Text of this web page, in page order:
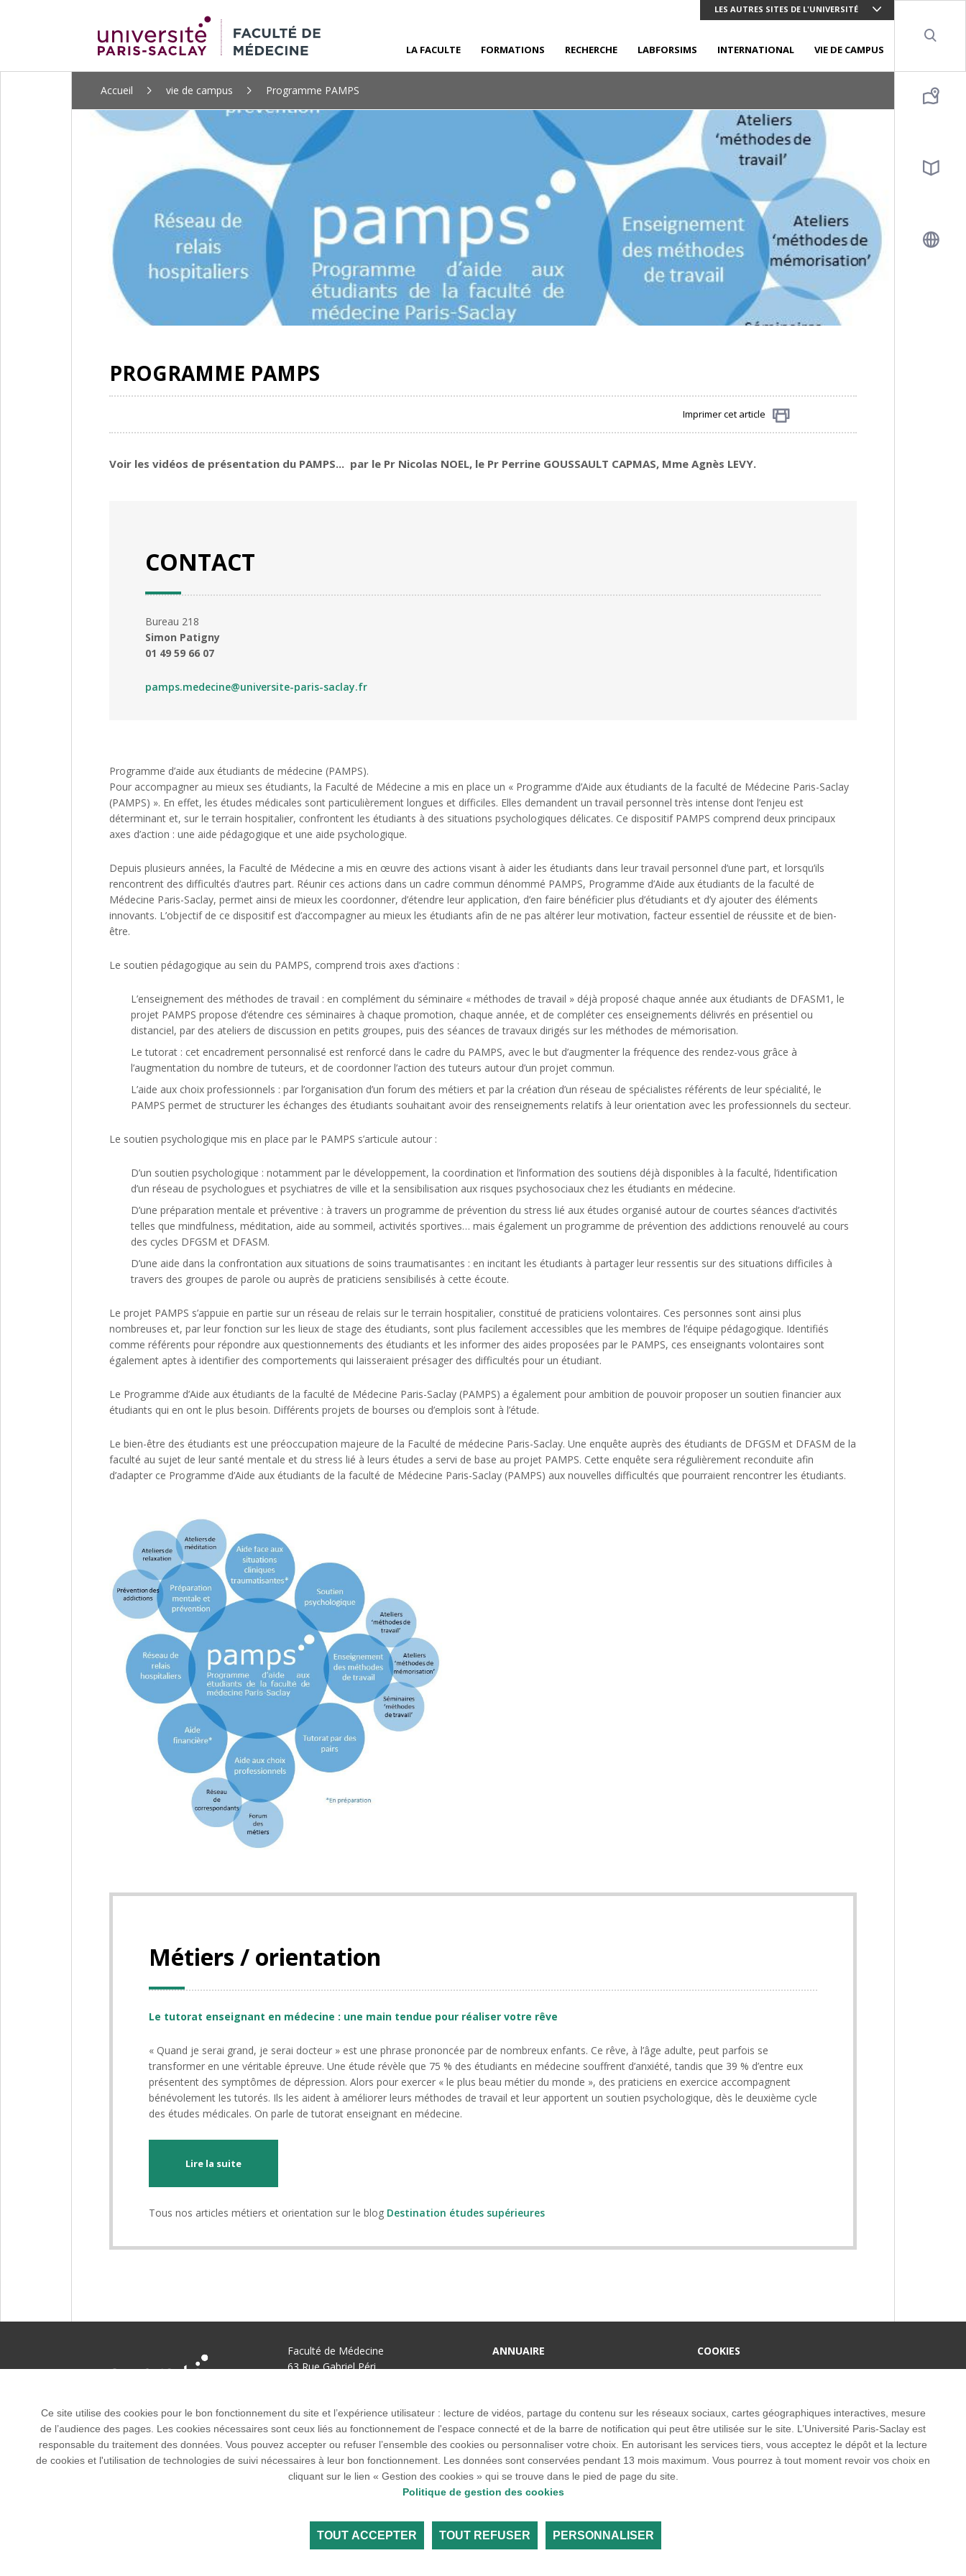
LES AUTRES SITES DE L'UNIVERSITÉ
LA FACULTE FORMATIONS RECHERCHE LABFORSIMS INTERNATIONAL VIE DE CAMPUS
Accueil vie de campus Programme PAMPS
PROGRAMME PAMPS
Imprimer cet article
Voir les vidéos de présentation du PAMPS... par le Pr Nicolas NOEL, le Pr Perrine GOUSSAULT CAPMAS, Mme Agnès LEVY.
CONTACT
Bureau 218
Simon Patigny
01 49 59 66 07
pamps.medecine@universite-paris-saclay.fr
Programme d’aide aux étudiants de médecine (PAMPS).
Pour accompagner au mieux ses étudiants, la Faculté de Médecine a mis en place un « Programme d’Aide aux étudiants de la faculté de Médecine Paris-Saclay
(PAMPS) ». En effet, les études médicales sont particulièrement longues et difficiles. Elles demandent un travail personnel très intense dont l’enjeu est
déterminant et, sur le terrain hospitalier, confrontent les étudiants à des situations psychologiques délicates. Ce dispositif PAMPS comprend deux principaux
axes d’action : une aide pédagogique et une aide psychologique.
Depuis plusieurs années, la Faculté de Médecine a mis en œuvre des actions visant à aider les étudiants dans leur travail personnel d’une part, et lorsqu’ils
rencontrent des difficultés d’autres part. Réunir ces actions dans un cadre commun dénommé PAMPS, Programme d’Aide aux étudiants de la faculté de
Médecine Paris-Saclay, permet ainsi de mieux les coordonner, d’étendre leur application, d’en faire bénéficier plus d’étudiants et d’y ajouter des éléments
innovants. L’objectif de ce dispositif est d’accompagner au mieux les étudiants afin de ne pas altérer leur motivation, facteur essentiel de réussite et de bien-
être.
Le soutien pédagogique au sein du PAMPS, comprend trois axes d’actions :
L’enseignement des méthodes de travail : en complément du séminaire « méthodes de travail » déjà proposé chaque année aux étudiants de DFASM1, le
projet PAMPS propose d’étendre ces séminaires à chaque promotion, chaque année, et de compléter ces enseignements délivrés en présentiel ou
distanciel, par des ateliers de discussion en petits groupes, puis des séances de travaux dirigés sur les méthodes de mémorisation.
Le tutorat : cet encadrement personnalisé est renforcé dans le cadre du PAMPS, avec le but d’augmenter la fréquence des rendez-vous grâce à
l’augmentation du nombre de tuteurs, et de coordonner l’action des tuteurs autour d’un projet commun.
L’aide aux choix professionnels : par l’organisation d’un forum des métiers et par la création d’un réseau de spécialistes référents de leur spécialité, le
PAMPS permet de structurer les échanges des étudiants souhaitant avoir des renseignements relatifs à leur orientation avec les professionnels du secteur.
Le soutien psychologique mis en place par le PAMPS s’articule autour :
D’un soutien psychologique : notamment par le développement, la coordination et l’information des soutiens déjà disponibles à la faculté, l’identification
d’un réseau de psychologues et psychiatres de ville et la sensibilisation aux risques psychosociaux chez les étudiants en médecine.
D’une préparation mentale et préventive : à travers un programme de prévention du stress lié aux études organisé autour de courtes séances d’activités
telles que mindfulness, méditation, aide au sommeil, activités sportives… mais également un programme de prévention des addictions renouvelé au cours
des cycles DFGSM et DFASM.
D’une aide dans la confrontation aux situations de soins traumatisantes : en incitant les étudiants à partager leur ressentis sur des situations difficiles à
travers des groupes de parole ou auprès de praticiens sensibilisés à cette écoute.
Le projet PAMPS s’appuie en partie sur un réseau de relais sur le terrain hospitalier, constitué de praticiens volontaires. Ces personnes sont ainsi plus
nombreuses et, par leur fonction sur les lieux de stage des étudiants, sont plus facilement accessibles que les membres de l’équipe pédagogique. Identifiés
comme référents pour répondre aux questionnements des étudiants et les informer des aides proposées par le PAMPS, ces enseignants volontaires sont
également aptes à identifier des comportements qui laisseraient présager des difficultés pour un étudiant.
Le Programme d’Aide aux étudiants de la faculté de Médecine Paris-Saclay (PAMPS) a également pour ambition de pouvoir proposer un soutien financier aux
étudiants qui en ont le plus besoin. Différents projets de bourses ou d’emplois sont à l’étude.
Le bien-être des étudiants est une préoccupation majeure de la Faculté de médecine Paris-Saclay. Une enquête auprès des étudiants de DFGSM et DFASM de la
faculté au sujet de leur santé mentale et du stress lié à leurs études a servi de base au projet PAMPS. Cette enquête sera régulièrement reconduite afin
d’adapter ce Programme d’Aide aux étudiants de la faculté de Médecine Paris-Saclay (PAMPS) aux nouvelles difficultés que pourraient rencontrer les étudiants.
Métiers / orientation
Le tutorat enseignant en médecine : une main tendue pour réaliser votre rêve
« Quand je serai grand, je serai docteur » est une phrase prononcée par de nombreux enfants. Ce rêve, à l’âge adulte, peut parfois se
transformer en une véritable épreuve. Une étude révèle que 75 % des étudiants en médecine souffrent d’anxiété, tandis que 39 % d’entre eux
présentent des symptômes de dépression. Alors pour exercer « le plus beau métier du monde », des praticiens en exercice accompagnent
bénévolement les tutorés. Ils les aident à améliorer leurs méthodes de travail et leur apportent un soutien psychologique, dès le deuxième cycle
des études médicales. On parle de tutorat enseignant en médecine.
Lire la suite
Tous nos articles métiers et orientation sur le blog Destination études supérieures
Faculté de Médecine
63 Rue Gabriel Péri
ANNUAIRE
INTRANET
ACCESSIBILITÉ
COOKIES
Accueil des publics internationaux
Ce site utilise des cookies pour le bon fonctionnement du site et l’expérience utilisateur : lecture de vidéos, partage du contenu sur les réseaux sociaux, cartes géographiques interactives, mesure
de l’audience des pages. Les cookies nécessaires sont ceux liés au fonctionnement de l'espace connecté et de la barre de notification qui peut être utilisée sur le site. L’Université Paris-Saclay est
responsable du traitement des données. Vous pouvez accepter ou refuser l’ensemble des cookies ou personnaliser votre choix. En autorisant les services tiers, vous acceptez le dépôt et la lecture
de cookies et l'utilisation de technologies de suivi nécessaires à leur bon fonctionnement. Les données sont conservées pendant 13 mois maximum. Vous pourrez à tout moment revoir vos choix en
cliquant sur le lien « Gestion des cookies » qui se trouve dans le pied de page du site.
Politique de gestion des cookies
TOUT ACCEPTER TOUT REFUSER PERSONNALISER